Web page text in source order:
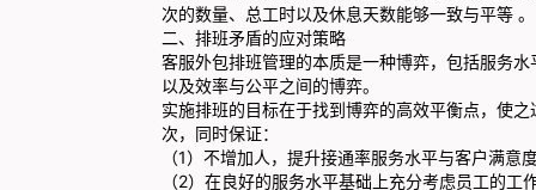
次的数量、总工时以及休息天数能够一致与平等 。
二、排班矛盾的应对策略
客服外包排班管理的本质是一种博弈，包括服务
以及效率与公平之间的博弈。
实施排班的目标在于找到博弈的高效平衡点，使
次，同时保证：
（1）不增加人，提升接通率服务水平与客户满意
（2）在良好的服务水平基础上充分考虑员工的